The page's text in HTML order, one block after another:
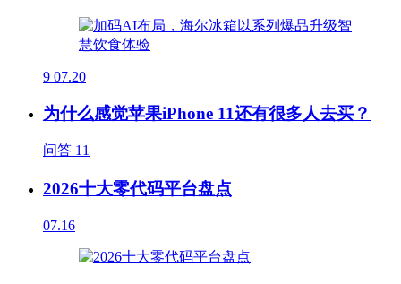
9 07.20
为什么感觉苹果iPhone 11还有很多人去买？
问答 11
2026十大零代码平台盘点
07.16